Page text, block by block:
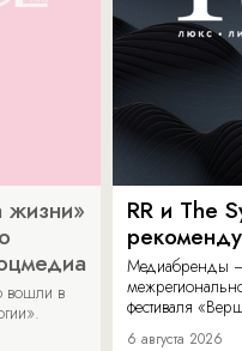
жизни»
вошли в
RR и The
Медиабренды
фестиваля
6 августа 2026